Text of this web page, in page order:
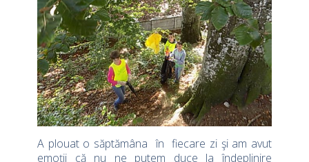
A plouat o săptămâna în fiecare zi şi am avut
emoţii că nu ne putem duce la îndeplinire